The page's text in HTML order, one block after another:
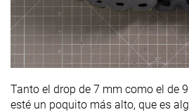
Tanto el drop de 7 mm como el de
esté un poquito más alto, que es